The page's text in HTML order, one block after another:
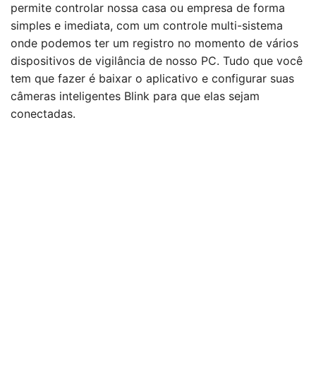
permite controlar nossa casa ou empresa de forma
simples e imediata, com um controle multi-sistema
onde podemos ter um registro no momento de vários
dispositivos de vigilância de nosso PC. Tudo que você
tem que fazer é baixar o aplicativo e configurar suas
câmeras inteligentes Blink para que elas sejam
conectadas.